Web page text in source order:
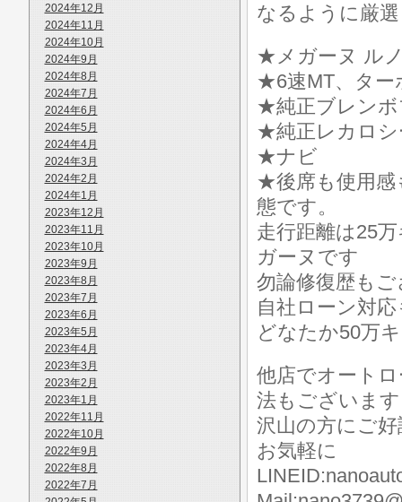
2024年12月
2024年11月
2024年10月
2024年9月
2024年8月
2024年7月
2024年6月
2024年5月
2024年4月
2024年3月
2024年2月
2024年1月
2023年12月
2023年11月
2023年10月
2023年9月
2023年8月
2023年7月
2023年6月
2023年5月
2023年4月
2023年3月
2023年2月
2023年1月
2022年11月
2022年10月
2022年9月
2022年8月
2022年7月
なるように厳
★メガーヌ ル
★6速MT、ター
★純正ブレンボ
★純正レカロシ
★ナビ
★後席も使用感
態です。
走行距離は25
ガーヌです
勿論修復歴も
自社ローン対
どなたか50万
他店でオート
法もございま
沢山の方にご
お気軽に